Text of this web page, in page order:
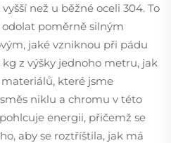
než u běžné oceli 304. To
poměrně silným
jaké vzniknou při pádu
z výšky jednoho metru, jak
které jsme
niklu a chromu v této
energii, přičemž se
aby se roztříštila, jak má